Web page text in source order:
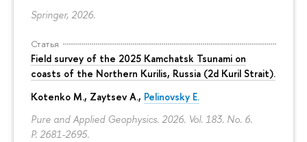
Springer, 2026.
Статья
Field survey of the 2025 Kamchatsk Tsunami on
coasts of the Northern Kurilis, Russia (2d Kuril Strait).
Kotenko M., Zaytsev A., Pelinovsky E.
Pure and Applied Geophysics. 2026. Vol. 183. No. 6.
P. 2681-2695.